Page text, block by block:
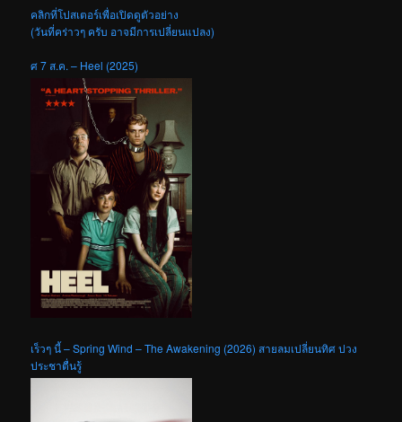
คลิกที่โปสเตอร์เพื่อเปิดดูตัวอย่าง
(วันที่คร่าวๆ ครับ อาจมีการเปลี่ยนแปลง)
ศ 7 ส.ค. – Heel (2025)
เร็วๆ นี้ – Spring Wind – The Awakening (2026) สายลมเปลี่ยนทิศ ปวง
ประชาตื่นรู้